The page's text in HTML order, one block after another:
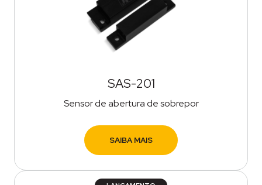
SAS-201
Sensor de abertura de sobrepor
SAIBA MAIS